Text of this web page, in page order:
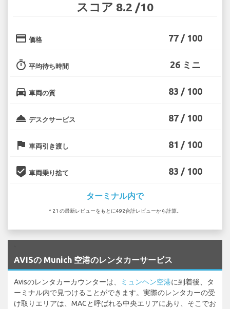
スコア 8.2 /10
credit_card 価格 77 / 100
timer 平均待ち時間 26 ミニ
directions_car 車両の質 83 / 100
room_service デスクサービス 87 / 100
flag 車両引き渡し 81 / 100
beenhere 車両乗り捨て 83 / 100
ターミナル内で
* 21 の最新レビューをもとに492合計レビューから計算。
AVISの Munich 空港のレンタカーサービス
Avisのレンタカーカウンターは、 ミュンヘン空港に到着後、タ
ーミナル内で見つけることができます。実際のレンタカーの受
け取りエリアは、MACと呼ばれる中央エリアにあり、そこでお